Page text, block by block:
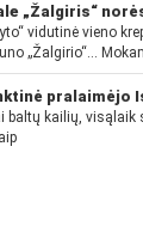
vidutinė vieno
„Žalgirio“...
baltų kailių, visąlaik